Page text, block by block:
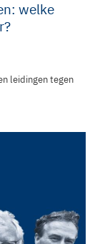
welke
leidingen tegen